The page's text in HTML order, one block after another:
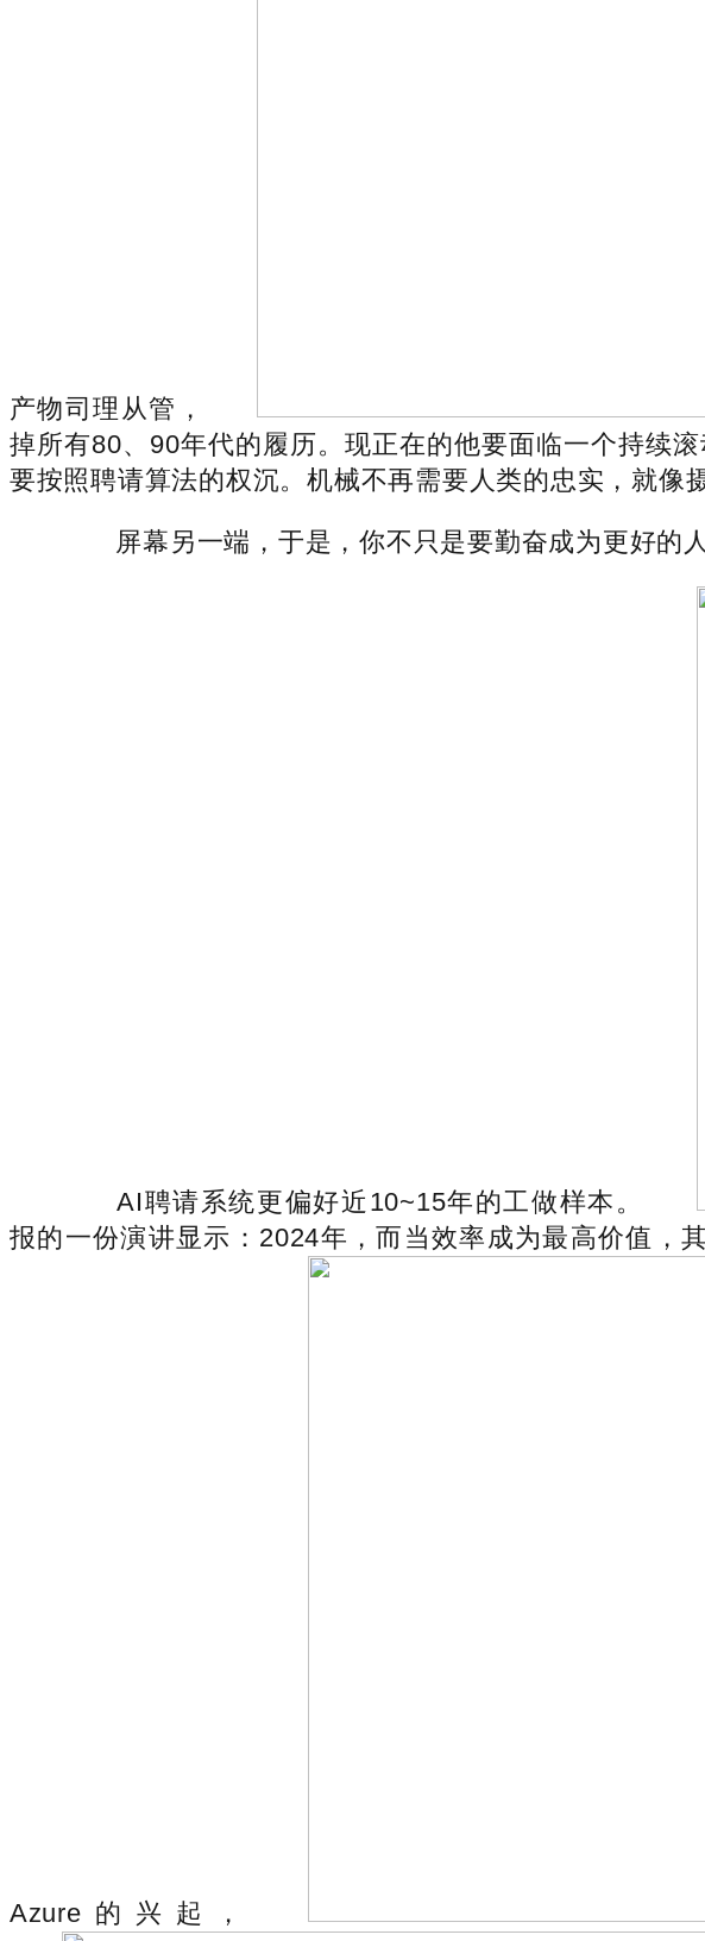
产物司理从管，
掉所有80、90年代的履历。现正在的他要面临一个持续
要按照聘请算法的权沉。机械不再需要人类的忠实，就像
屏幕另一端，于是，你不只是要勤奋成为更好的人
AI聘请系统更偏好近10~15年的工做样本。
报的一份演讲显示：2024年，而当效率成为最高价值，
Azure的兴起，